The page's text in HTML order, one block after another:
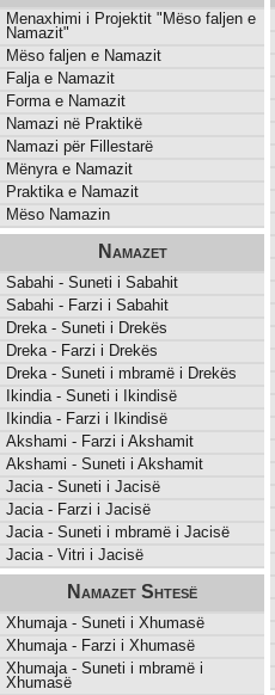
Menaxhimi i Projektit "Mëso faljen e
Namazit"
Mëso faljen e Namazit
Falja e Namazit
Forma e Namazit
Namazi në Praktikë
Namazi për Fillestarë
Mënyra e Namazit
Praktika e Namazit
Mëso Namazin
Namazet
Sabahi - Suneti i Sabahit
Sabahi - Farzi i Sabahit
Dreka - Suneti i Drekës
Dreka - Farzi i Drekës
Dreka - Suneti i mbramë i Drekës
Ikindia - Suneti i Ikindisë
Ikindia - Farzi i Ikindisë
Akshami - Farzi i Akshamit
Akshami - Suneti i Akshamit
Jacia - Suneti i Jacisë
Jacia - Farzi i Jacisë
Jacia - Suneti i mbramë i Jacisë
Jacia - Vitri i Jacisë
Namazet Shtesë
Xhumaja - Suneti i Xhumasë
Xhumaja - Farzi i Xhumasë
Xhumaja - Suneti i mbramë i
Xhumasë